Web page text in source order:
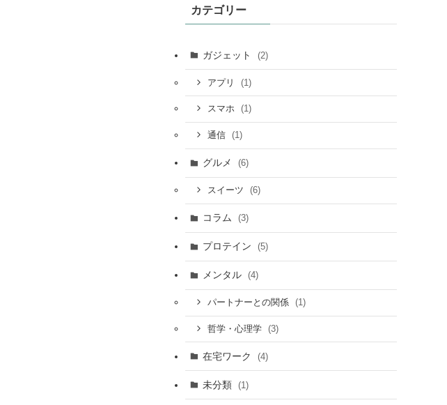
カテゴリー
ガジェット (2)
アプリ (1)
スマホ (1)
通信 (1)
グルメ (6)
スイーツ (6)
コラム (3)
プロテイン (5)
メンタル (4)
パートナーとの関係 (1)
哲学・心理学 (3)
在宅ワーク (4)
未分類 (1)